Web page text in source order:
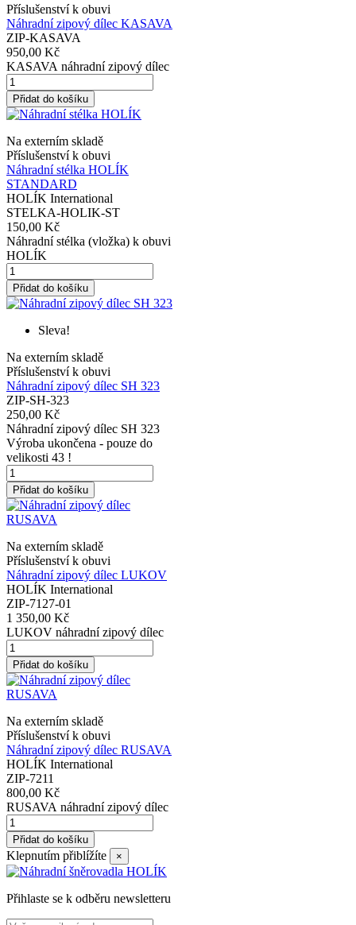
Příslušenství k obuvi
Náhradní zipový dílec KASAVA
ZIP-KASAVA
950,00 Kč
KASAVA náhradní zipový dílec
Přidat do košíku
Na externím skladě
Příslušenství k obuvi
Náhradní stélka HOLÍK
STANDARD
HOLÍK International
STELKA-HOLIK-ST
150,00 Kč
Náhradní stélka (vložka) k obuvi
HOLÍK
Přidat do košíku
Sleva!
Na externím skladě
Příslušenství k obuvi
Náhradní zipový dílec SH 323
ZIP-SH-323
250,00 Kč
Náhradní zipový dílec SH 323
Výroba ukončena - pouze do
velikosti 43 !
Přidat do košíku
Na externím skladě
Příslušenství k obuvi
Náhradní zipový dílec LUKOV
HOLÍK International
ZIP-7127-01
1 350,00 Kč
LUKOV náhradní zipový dílec
Přidat do košíku
Na externím skladě
Příslušenství k obuvi
Náhradní zipový dílec RUSAVA
HOLÍK International
ZIP-7211
800,00 Kč
RUSAVA náhradní zipový dílec
Přidat do košíku
Klepnutím přiblížíte ×
Přihlaste se k odběru newsletteru